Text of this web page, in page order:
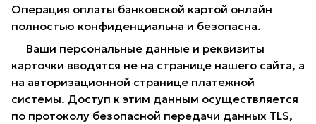
Операция оплаты банковской картой онлайн
полностью конфиденциальна и безопасна.
Ваши персональные данные и реквизиты
карточки вводятся не на странице нашего сайта, а
на авторизационной странице платежной
системы. Доступ к этим данным осуществляется
по протоколу безопасной передачи данных TLS,